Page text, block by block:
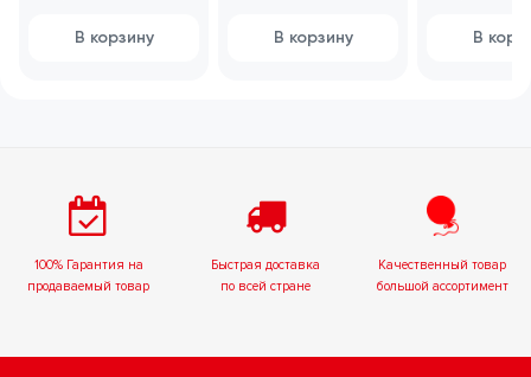
В корзину
В корзину
В
100% Гарантия на
продаваемый товар
Быстрая доставка
по всей стране
Качественный товар
большой ассортимент